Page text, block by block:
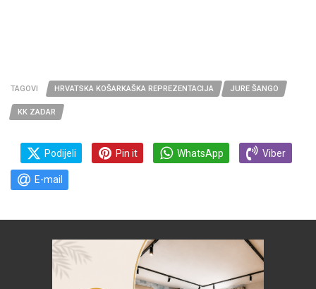
TAGOVI HRVATSKA KOŠARKAŠKA REPREZENTACIJA JURE ŠANGO
KK ZADAR
Podijeli Pin it WhatsApp Viber
E-mail